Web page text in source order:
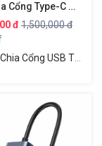
Hub Chia Cổng Type-C Hỗ Trợ Sạc Nhanh 60W Chuẩn PD 3.0 7 In 1 Hiệu WIWU ALPHA A731HP
đ 1,500,000 đ
Cổng USB Type-C